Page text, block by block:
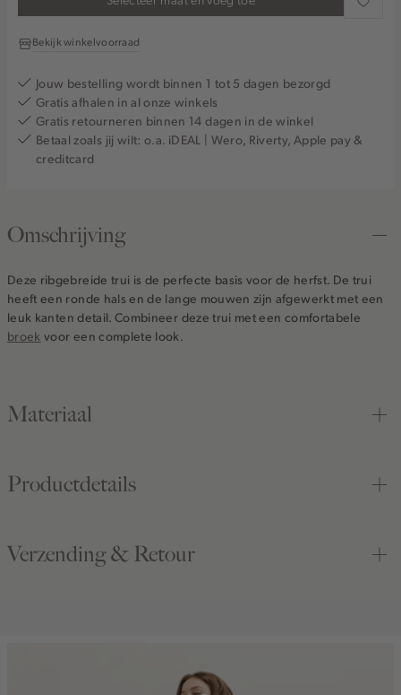
Bekijk winkelvoorraad
Jouw bestelling wordt binnen 1 tot 5 dagen bezorgd
Gratis afhalen in al onze winkels
Gratis retourneren binnen 14 dagen in de winkel
Betaal zoals jij wilt: o.a. iDEAL | Wero, Riverty, Apple pay &
creditcard
Omschrijving
Deze ribgebreide trui is de perfecte basis voor de herfst. De trui
heeft een ronde hals en de lange mouwen zijn afgewerkt met een
leuk kanten detail. Combineer deze trui met een comfortabele
broek voor een complete look.
Materiaal
Productdetails
Verzending & Retour